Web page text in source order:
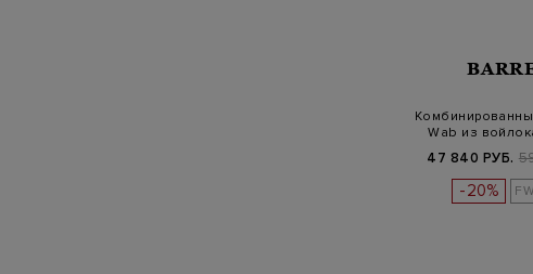
Wab из
47 840 РУБ.
-20%